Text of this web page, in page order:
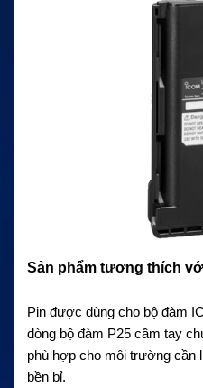
Sản phẩm tương thích
Pin được dùng cho bộ đàm
dòng bộ đàm P25 cầm tay
phù hợp cho môi trường cần
bền bỉ.